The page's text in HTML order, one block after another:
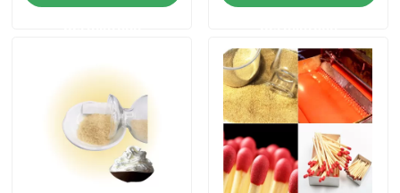
Gelatin Daging Sapi Halal
Bubuk Gelatin Industri
Gelatin Teknis